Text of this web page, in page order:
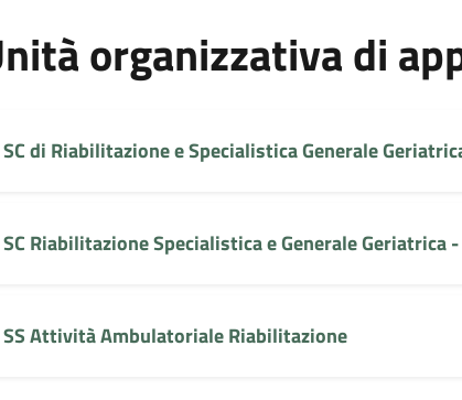
organizzativa di
SC di Riabilitazione e Specialistica Generale
SC Riabilitazione Specialistica e Generale Geriatrica
SS Attività Ambulatoriale Riabilitazione